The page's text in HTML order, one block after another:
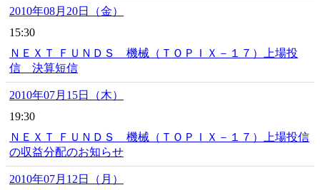
2010年08月20日（金）
15:30
ＮＥＸＴ ＦＵＮＤＳ 機械（ＴＯＰＩＸ－１７）上場投
信 決算短信
2010年07月15日（木）
19:30
ＮＥＸＴ ＦＵＮＤＳ 機械（ＴＯＰＩＸ－１７）上場投信
の収益分配のお知らせ
2010年07月12日（月）